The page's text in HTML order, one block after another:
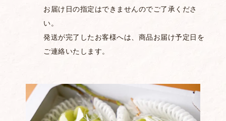
お届け日の指定はできませんのでご了承くださ
い。
発送が完了したお客様へは、商品お届け予定日を
ご連絡いたします。